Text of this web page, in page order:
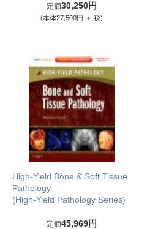
定価30,250円
(本体27,500円 ＋ 税)
High-Yield Bone & Soft Tissue
Pathology
(High-Yield Pathology Series)
定価45,969円